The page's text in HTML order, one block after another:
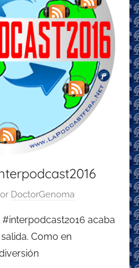
DoctorGenoma
#interpodcast2016 acaba
Como en